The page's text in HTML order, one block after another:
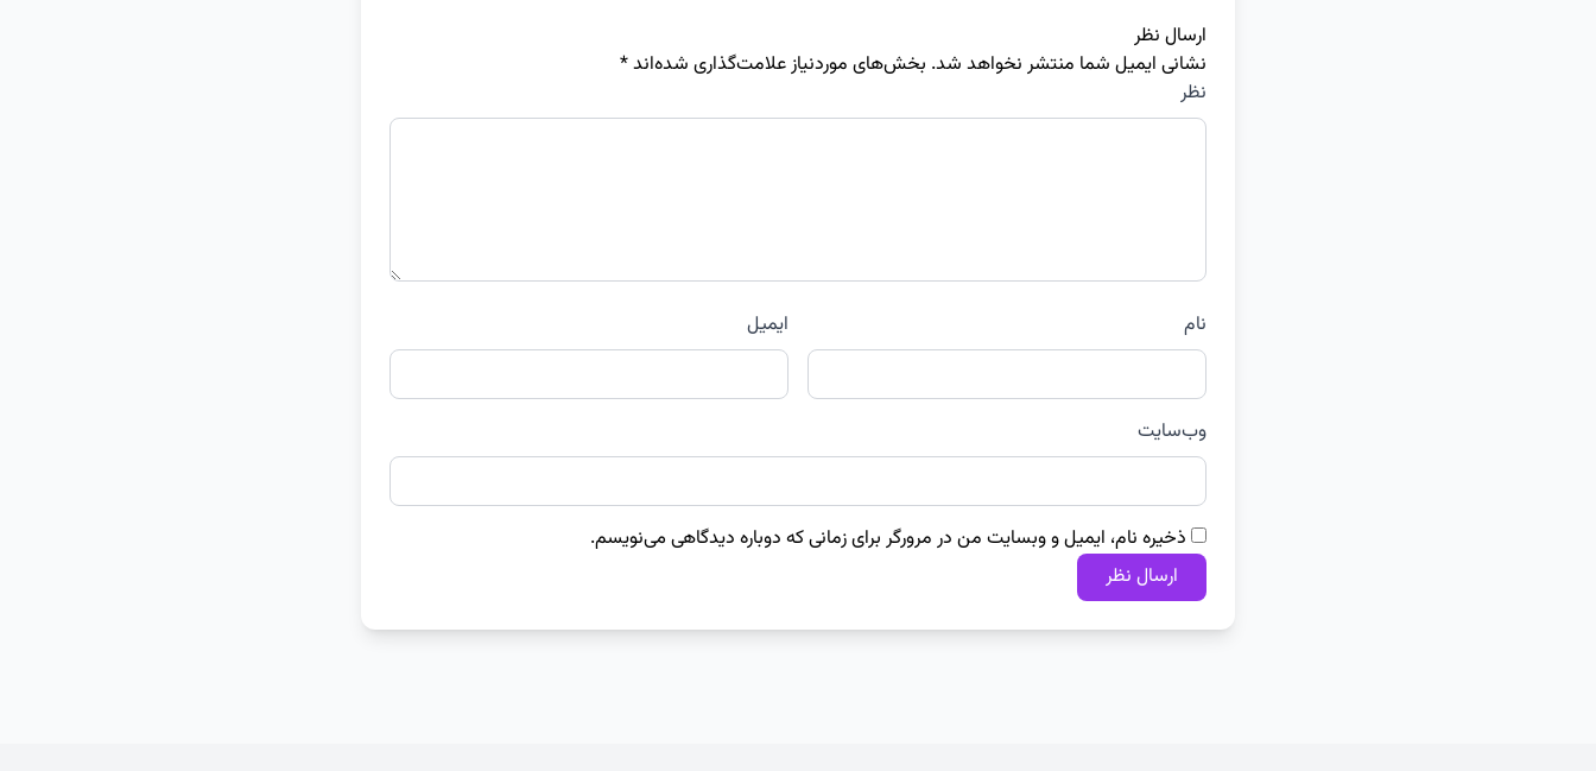
ارسال نظر
نشانی ایمیل شما منتشر نخواهد شد. بخش‌های موردنیاز علامت‌گذاری شده‌اند*
نظر
نام ایمیل
وب‌سایت
ذخیره نام، ایمیل و وبسایت من در مرورگر برای زمانی که دوباره دیدگاهی می‌نویسم.